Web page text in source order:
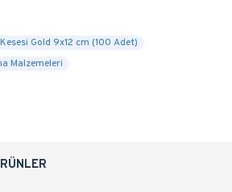
Gold 9x12 cm (100 Adet)
Malzemeleri